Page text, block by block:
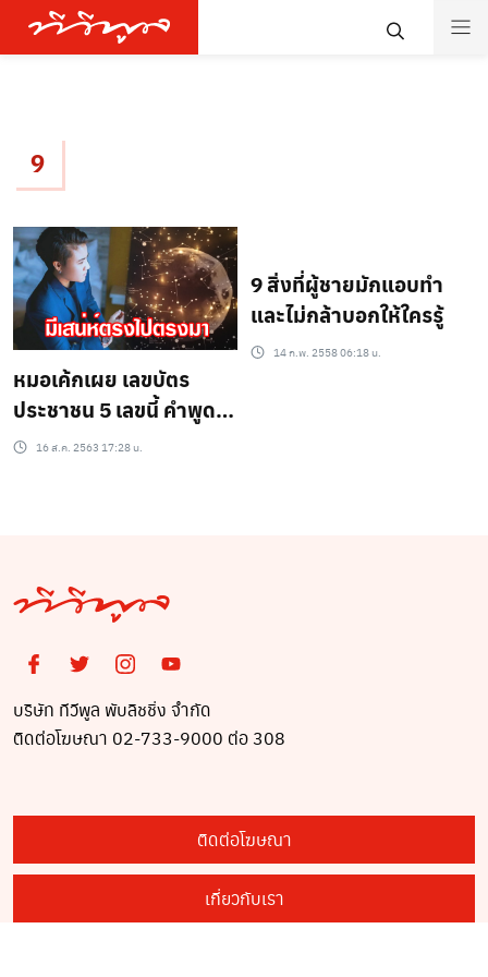
9
หมอเค้กเผย เลขบัตร
ประชาชน 5 เลขนี้ คำพููดมี
อิทธิพลต่อคนรอบข้าง?
16 ส.ค. 2563 17:28 น.
9 สิ่งที่ผู้ชายมักแอบทำ
และไม่กล้าบอกให้ใครรู้
14 ก.พ. 2558 06:18 น.
บริษัท ทีวีพูล พับลิชชิ่ง จำกัด
ติดต่อโฆษณา 02-733-9000 ต่อ 308
ติดต่อโฆษณา
เกี่ยวกับเรา